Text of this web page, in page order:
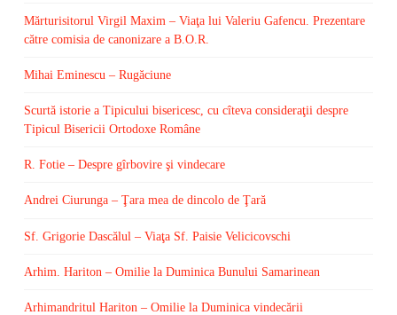
Mărturisitorul Virgil Maxim – Viaţa lui Valeriu Gafencu. Prezentare
către comisia de canonizare a B.O.R.
Mihai Eminescu – Rugăciune
Scurtă istorie a Tipicului bisericesc, cu cîteva consideraţii despre
Tipicul Bisericii Ortodoxe Române
R. Fotie – Despre gîrbovire şi vindecare
Andrei Ciurunga – Ţara mea de dincolo de Ţară
Sf. Grigorie Dascălul – Viaţa Sf. Paisie Velicicovschi
Arhim. Hariton – Omilie la Duminica Bunului Samarinean
Arhimandritul Hariton – Omilie la Duminica vindecării